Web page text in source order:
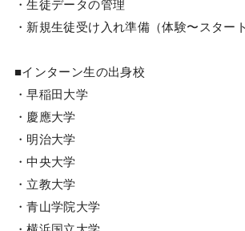
・生徒データの管理
・新規生徒受け入れ準備（体験〜スター
■インターン生の出身校
・早稲田大学
・慶應大学
・明治大学
・中央大学
・立教大学
・青山学院大学